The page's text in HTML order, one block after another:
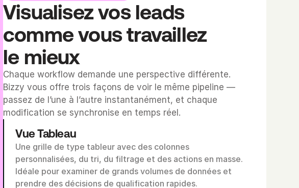
Visualisez vos leads
comme vous travaillez
le mieux
Chaque workflow demande une perspective différente.
Bizzy vous offre trois façons de voir le même pipeline —
passez de l’une à l’autre instantanément, et chaque
modification se synchronise en temps réel.
Vue Tableau
Une grille de type tableur avec des colonnes
personnalisées, du tri, du filtrage et des actions en masse.
Idéale pour examiner de grands volumes de données et
prendre des décisions de qualification rapides.